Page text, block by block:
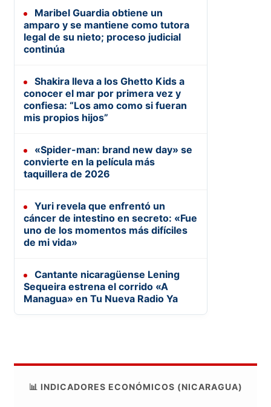
Maribel Guardia obtiene un
amparo y se mantiene como tutora
legal de su nieto; proceso judicial
continúa
Shakira lleva a los Ghetto Kids a
conocer el mar por primera vez y
confiesa: “Los amo como si fueran
mis propios hijos”
«Spider-man: brand new day» se
convierte en la película más
taquillera de 2026
Yuri revela que enfrentó un
cáncer de intestino en secreto: «Fue
uno de los momentos más difíciles
de mi vida»
Cantante nicaragüense Lening
Sequeira estrena el corrido «A
Managua» en Tu Nueva Radio Ya
📊 INDICADORES ECONÓMICOS (NICARAGUA)